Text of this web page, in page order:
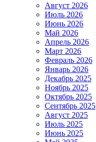
Август 2026
Июль 2026
Июнь 2026
Май 2026
Апрель 2026
Март 2026
Февраль 2026
Январь 2026
Декабрь 2025
Ноябрь 2025
Октябрь 2025
Сентябрь 2025
Август 2025
Июль 2025
Июнь 2025